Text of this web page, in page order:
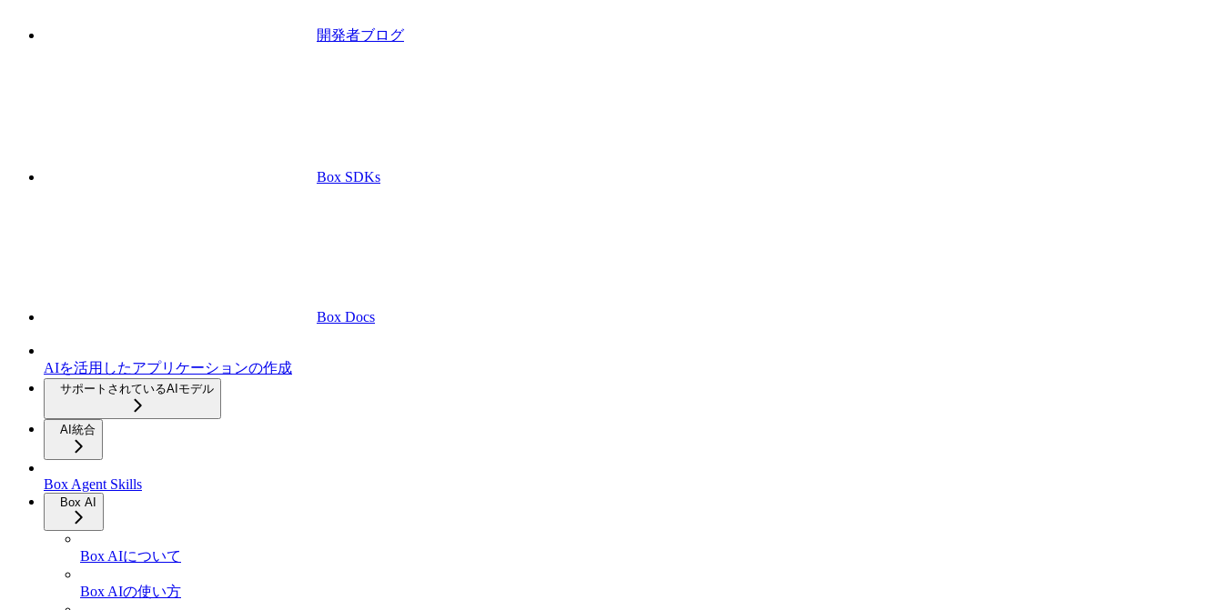
開発者ブログ
Box SDKs
Box Docs
AIを活用したアプリケーションの作成
サポートされているAIモデル
AI統合
Box Agent Skills
Box AI
Box AIについて
Box AIの使い方